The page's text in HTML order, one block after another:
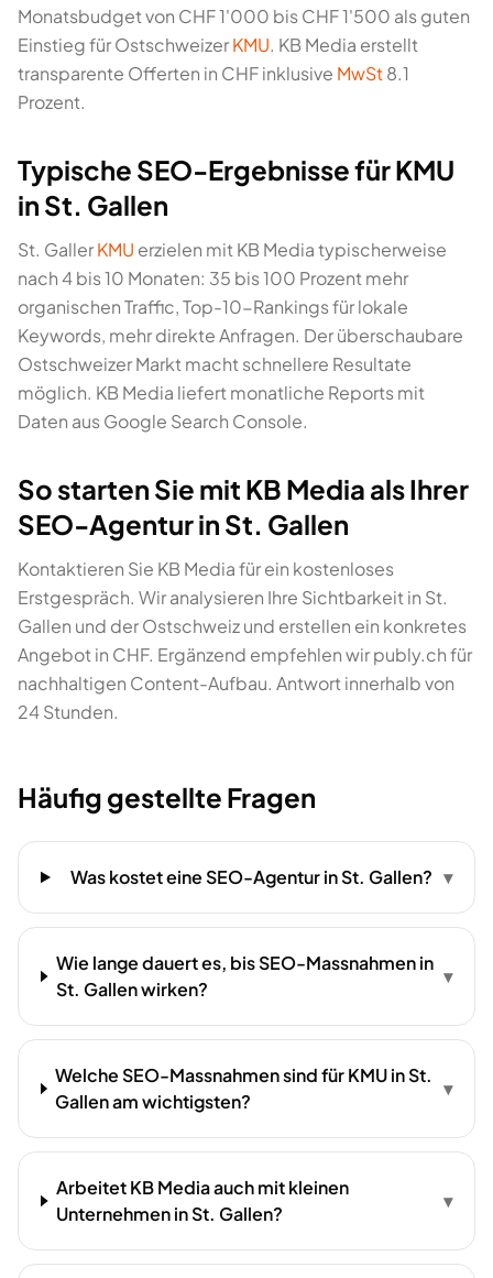
Monatsbudget von CHF 1'000 bis CHF 1'500 als guten
Einstieg für OstschweizerKMU. KB Media erstellt
transparente Offerten in CHF inklusive MwSt8.1
Prozent.
Typische SEO-Ergebnisse für KMU
in St. Gallen
St. GallerKMU erzielen mit KB Media typischerweise
nach 4 bis 10 Monaten: 35 bis 100 Prozent mehr
organischen Traffic, Top-10-Rankings für lokale
Keywords, mehr direkte Anfragen. Der überschaubare
Ostschweizer Markt macht schnellere Resultate
möglich. KB Media liefert monatliche Reports mit
Daten aus Google Search Console.
So starten Sie mit KB Media als Ihrer
SEO-Agentur in St. Gallen
Kontaktieren Sie KB Media für ein kostenloses
Erstgespräch. Wir analysieren Ihre Sichtbarkeit in St.
Gallen und der Ostschweiz und erstellen ein konkretes
Angebot in CHF. Ergänzend empfehlen wir publy.ch für
nachhaltigen Content-Aufbau. Antwort innerhalb von
24 Stunden.
Häufig gestellte Fragen
Was kostet eine SEO-Agentur in St. Gallen? ▾
Wie lange dauert es, bis SEO-Massnahmen in
St. Gallen wirken?
▾
Welche SEO-Massnahmen sind für KMU in St.
Gallen am wichtigsten?
▾
Arbeitet KB Media auch mit kleinen
Unternehmen in St. Gallen?
▾